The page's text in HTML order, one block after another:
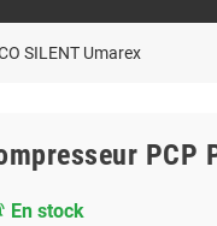
SILENT Umarex
PCP
En stock